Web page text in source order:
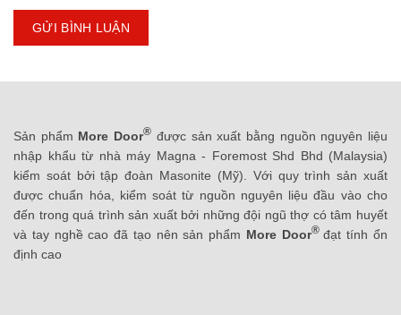
Sản phẩm More Door® được sản xuất bằng nguồn nguyên liệu
nhập khẩu từ nhà máy Magna - Foremost Shd Bhd (Malaysia)
kiểm soát bởi tập đoàn Masonite (Mỹ). Với quy trình sản xuất
được chuẩn hóa, kiểm soát từ nguồn nguyên liệu đầu vào cho
đến trong quá trình sản xuất bởi những đội ngũ thợ có tâm huyết
và tay nghề cao đã tạo nên sản phẩm More Door® đạt tính ổn
định cao